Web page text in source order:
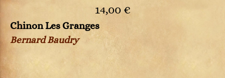
14,00 €
Chinon Les Granges
Bernard Baudry